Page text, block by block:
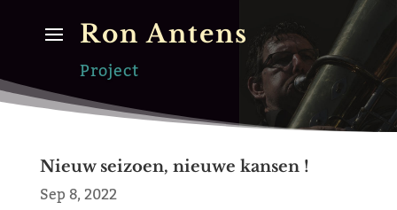
Ron Antens
Project
Nieuw seizoen, nieuwe kansen !
Sep 8, 2022